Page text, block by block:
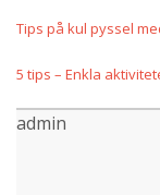
Tips på kul pyssel
5 tips – Enkla
admin